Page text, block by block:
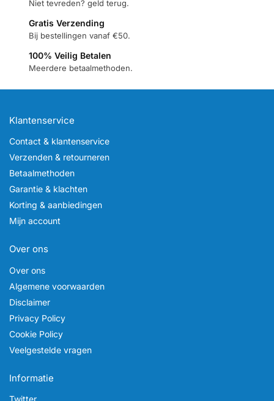
Niet tevreden? geld terug.
Gratis Verzending
Bij bestellingen vanaf €50.
100% Veilig Betalen
Meerdere betaalmethoden.
Klantenservice
Contact & klantenservice
Verzenden & retourneren
Betaalmethoden
Garantie & klachten
Korting & aanbiedingen
Mijn account
Over ons
Over ons
Algemene voorwaarden
Disclaimer
Privacy Policy
Cookie Policy
Veelgestelde vragen
Informatie